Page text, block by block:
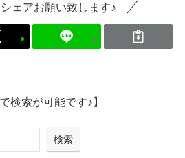
ェアお願い致します♪
検索が可能です♪】
検索